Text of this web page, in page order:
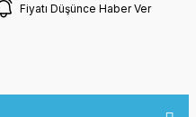
Fiyatı Düşünce Haber Ver